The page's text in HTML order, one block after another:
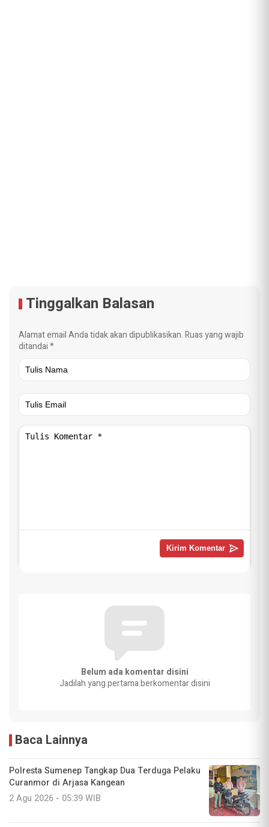
Tinggalkan Balasan
Alamat email Anda tidak akan dipublikasikan.Ruas yang wajib
ditandai*
Belum ada komentar disini
Jadilah yang pertama berkomentar disini
Baca Lainnya
Polresta Sumenep Tangkap Dua Terduga Pelaku
Curanmor di Arjasa Kangean
2 Agu 2026 - 05:39 WIB